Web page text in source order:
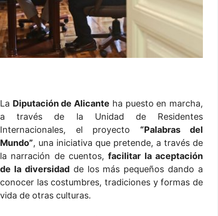
La Diputación de Alicante ha puesto en marcha,
a través de la Unidad de Residentes
Internacionales, el proyecto “Palabras del
Mundo”, una iniciativa que pretende, a través de
la narración de cuentos,facilitar la aceptación
de la diversidadde los más pequeños dando a
conocer las costumbres, tradiciones y formas de
vida de otras culturas.